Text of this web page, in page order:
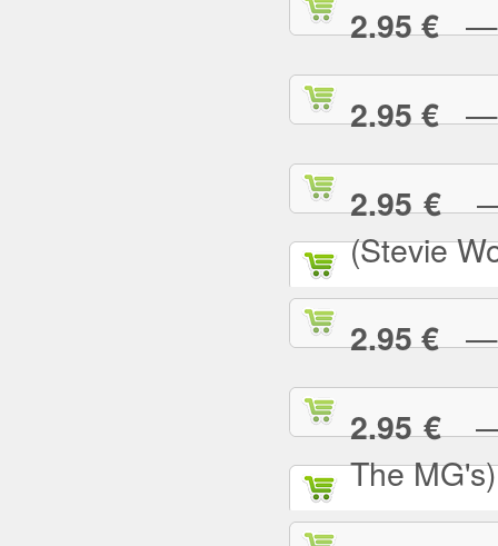
2.95 €—
2.95 €—
2.95 €—
(Stevie
2.95 €—
2.95 €—
The MG's)